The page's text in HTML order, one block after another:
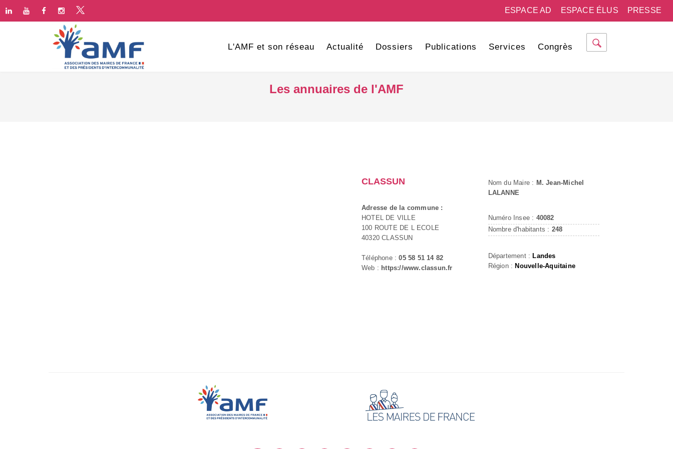
PRESSE
ESPACE ÉLUS
ESPACE AD
L'AMF et son réseau Actualité Dossiers Publications Services Congrès
Les annuaires de l'AMF
CLASSUN
Adresse de la commune :
HOTEL DE VILLE
100 ROUTE DE L ECOLE
40320 CLASSUN
Téléphone :05 58 51 14 82
Web : https://www.classun.fr
Nom du Maire : M. Jean-Michel
LALANNE
Numéro Insee : 40082
Nombre d'habitants : 248
Département : Landes
Région : Nouvelle-Aquitaine